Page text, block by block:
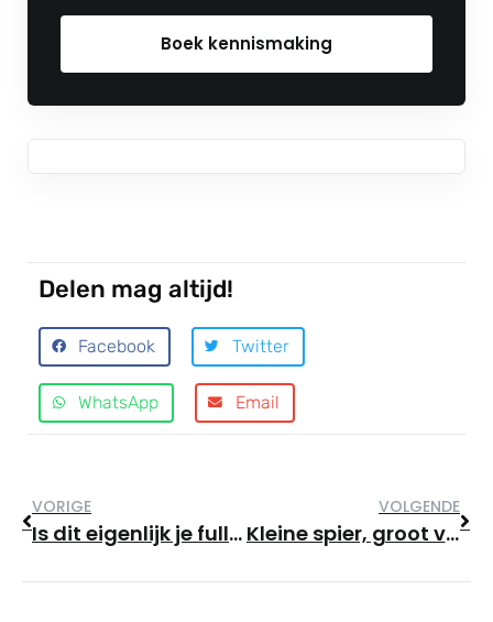
Boek kennismaking
Delen mag altijd!
Facebook Twitter
WhatsApp Email
VORIGE
Is dit eigenlijk je fulltime baan? ­­­Een dag in het leven van een sportschool-eigenaar.
VOLGENDE
Kleine spier, groot verschil; kuitkracht als belangrijke sleutel tot valpreventie op latere leeftijd.